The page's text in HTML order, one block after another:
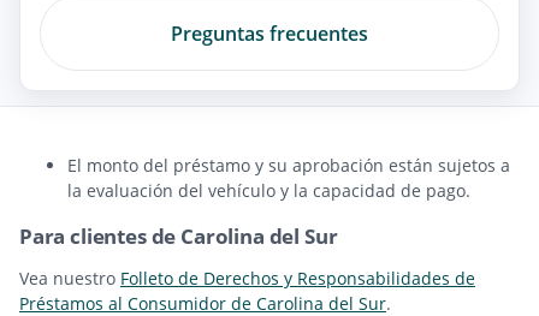
Preguntas frecuentes
El monto del préstamo y su aprobación están sujetos a
la evaluación del vehículo y la capacidad de pago.
Para clientes de Carolina del Sur
Vea nuestro Folleto de Derechos y Responsabilidades de
Préstamos al Consumidor de Carolina del Sur.